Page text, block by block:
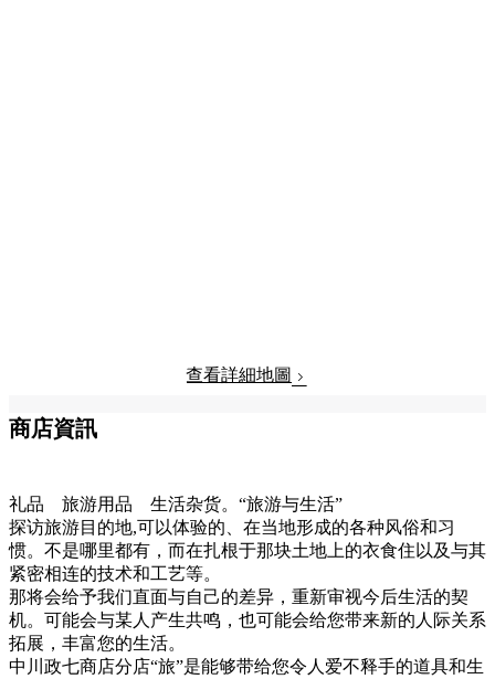
查看詳細地圖
商店資訊
礼品 旅游用品 生活杂货。“旅游与生活”
探访旅游目的地,可以体验的、在当地形成的各种风俗和习
惯。不是哪里都有，而在扎根于那块土地上的衣食住以及与其
紧密相连的技术和工艺等。
那将会给予我们直面与自己的差异，重新审视今后生活的契
机。可能会与某人产生共鸣，也可能会给您带来新的人际关系
拓展，丰富您的生活。
中川政七商店分店“旅”是能够带给您令人爱不释手的道具和生